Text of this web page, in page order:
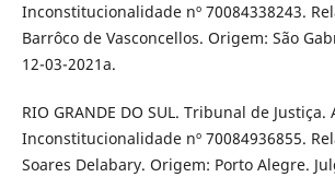
Inconstitucionalidade nº 70084338243.
Barrôco de Vasconcellos. Origem: São
12-03-2021a.
RIO GRANDE DO SUL. Tribunal de
Inconstitucionalidade nº 70084936855.
Soares Delabary. Origem: Porto Alegre.